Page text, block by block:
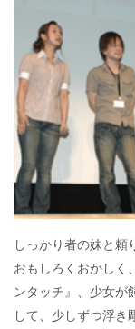
b
o
o
k
er
しっかり者の妹と頼
おもしろくおかしく
ンタッチ』、少女が
して、少しずつ浮き